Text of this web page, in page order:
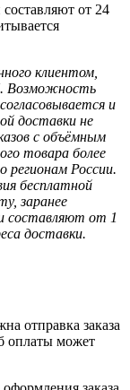
от 24
клиентом,
Возможность
и
доставки не
с объёмным
товара более
регионам России.
бесплатной
заранее
составляют от 1
доставки.
отправка заказа
оплаты может